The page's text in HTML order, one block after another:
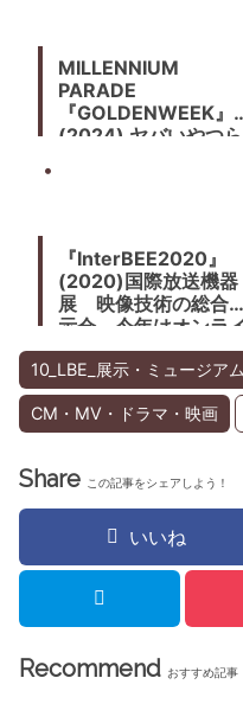
MILLENNIUM
PARADE
『GOLDENWEEK』
(2024) ヤバいやつら
『InterBEE2020』
(2020)国際放送機器
展 映像技術の総合展
示会 今年はオンラ
ンで開催
10_LBE_展示・ミュージア
CM・MV・ドラマ・映画
Share この記事をシェアしよう！
いいね
Recommend おすすめ記事